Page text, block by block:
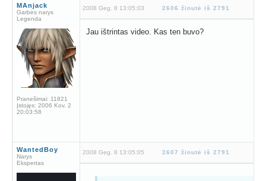
MAnjack
Garbės narys
Legenda
Pranešimai: 11821
Įstojęs: 2006 Kov. 2
20:03:58
2008 Geg. 8 13:05:03 2606 žinutė iš 2791
Jau ištrintas video. Kas ten buvo?
WantedBoy
Narys
Ekspertas
2008 Geg. 8 13:05:05 2607 žinutė iš 2791